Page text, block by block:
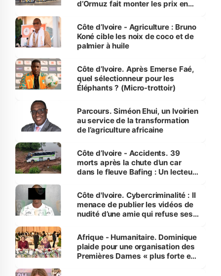
d’Ormuz fait monter les prix en
Côte d’Ivoire - Agriculture : Bruno
Koné cible les noix de coco et de
palmier à huile
Côte d’Ivoire. Après Emerse Faé,
quel sélectionneur pour les
Éléphants ? (Micro-trottoir)
Parcours. Siméon Ehui, un Ivoirien
au service de la transformation
de l’agriculture africaine
Côte d’Ivoire - Accidents. 39
morts après la chute d’un car
dans le fleuve Bafing : Un lecteur
des Transports
Côte d'Ivoire. Cybercriminalité : Il
menace de publier les vidéos de
nudité d’une amie qui refuse ses
Afrique - Humanitaire. Dominique
plaide pour une organisation des
Premières Dames « plus forte et